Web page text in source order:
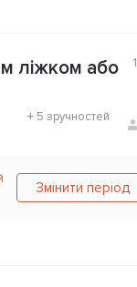
ліжком або
+ 5 зручностей
Змінити період